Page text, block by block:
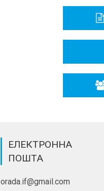
Карта
ЕЛЕКТРОННА
ПОШТА
orada.if@gmail.com